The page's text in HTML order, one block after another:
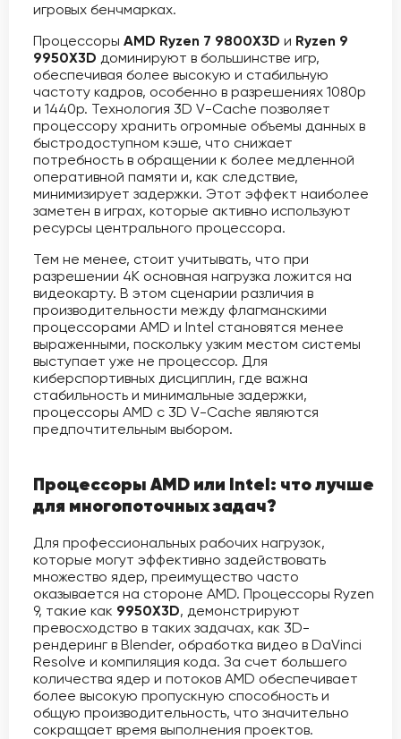
игровых бенчмарках.
Процессоры AMD Ryzen 7 9800X3D и Ryzen 9
9950X3D доминируют в большинстве игр,
обеспечивая более высокую и стабильную
частоту кадров, особенно в разрешениях 1080p
и 1440p. Технология 3D V-Cache позволяет
процессору хранить огромные объемы данных в
быстродоступном кэше, что снижает
потребность в обращении к более медленной
оперативной памяти и, как следствие,
минимизирует задержки. Этот эффект наиболее
заметен в играх, которые активно используют
ресурсы центрального процессора.
Тем не менее, стоит учитывать, что при
разрешении 4K основная нагрузка ложится на
видеокарту. В этом сценарии различия в
производительности между флагманскими
процессорами AMD и Intel становятся менее
выраженными, поскольку узким местом системы
выступает уже не процессор. Для
киберспортивных дисциплин, где важна
стабильность и минимальные задержки,
процессоры AMD с 3D V-Cache являются
предпочтительным выбором.
Процессоры AMD или Intel: что лучше
для многопоточных задач?
Для профессиональных рабочих нагрузок,
которые могут эффективно задействовать
множество ядер, преимущество часто
оказывается на стороне AMD. Процессоры Ryzen
9, такие как 9950X3D, демонстрируют
превосходство в таких задачах, как 3D-
рендеринг в Blender, обработка видео в DaVinci
Resolve и компиляция кода. За счет большего
количества ядер и потоков AMD обеспечивает
более высокую пропускную способность и
общую производительность, что значительно
сокращает время выполнения проектов.